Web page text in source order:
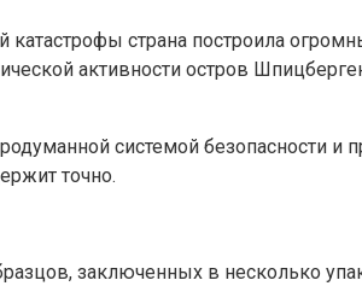
катастрофы страна построила
активности остров
системой безопасности
точно.
заключенных в несколько